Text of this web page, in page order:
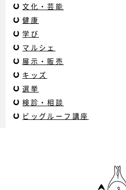
文化・芸能
健康
学び
マルシェ
展示・販売
キッズ
選挙
検診・相談
ビッグルーフ講座